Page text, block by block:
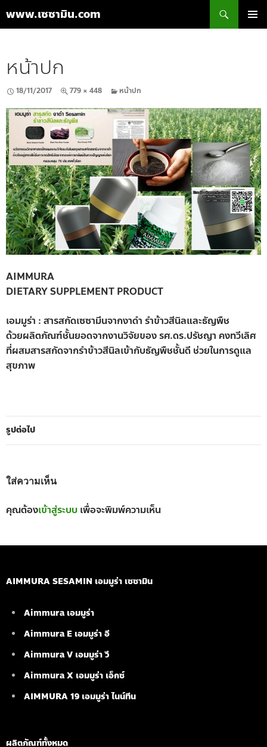
www.เซซามิน.com
เนื้อหา
หน้าปก
18/11/2017 779 × 448 หน้าปก
AIMMURA
DIETARY SUPPLEMENT PRODUCT
เอมมูร่า : สารสกัดเซซามีนจากงาดำ รำข้าวสีนิลและธัญพืช
ด้วยผลิตภัณฑ์ชั้นยอดจากงานวิจัยของ รศ.ดร.ปรัชญา คงทวีเลิศ
ที่ผสมสารสกัดจากรำข้าวสีนิลเข้ากับธัญพืชชั้นดี ช่วยในการดูแล
สุขภาพ
รูปต่อไป
ใส่ความเห็น
คุณต้องเข้าสู่ระบบ เพื่อจะพิมพ์ความเห็น
AIMMURA SESAMIN เอมมูร่า เซซามิน
Aimmura เอมมูร่า
Aimmura E เอมมูร่า อี
Aimmura V เอมมูร่า วี
Aimmura X เอมมูร่า เอ็กซ์
AIMMURA 19 เอมมูร่า ไนน์ทีน
ผลิตภัณฑ์ทั้งหมด